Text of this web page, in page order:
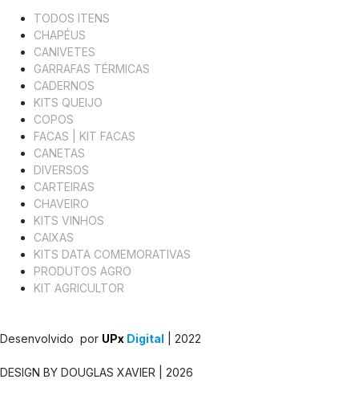
TODOS ITENS
CHAPÉUS
CANIVETES
GARRAFAS TÉRMICAS
CADERNOS
KITS QUEIJO
COPOS
FACAS | KIT FACAS
CANETAS
DIVERSOS
CARTEIRAS
CHAVEIRO
KITS VINHOS
CAIXAS
KITS DATA COMEMORATIVAS
PRODUTOS AGRO
KIT AGRICULTOR
Desenvolvido por UPx Digital | 2022
DESIGN BY DOUGLAS XAVIER | 2026